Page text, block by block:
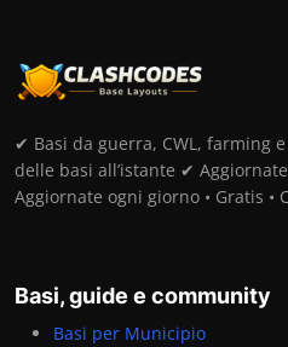
✔ Basi da guerra, CWL, farming
delle basi all’istante ✔
Aggiornate ogni giorno • Gratis •
Basi, guide e community
Basi per Municipio